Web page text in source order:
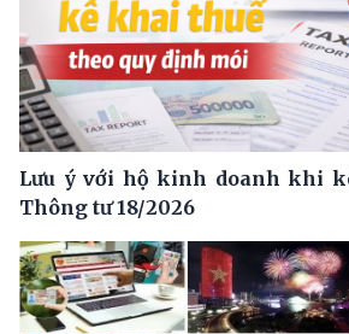
Lưu ý với hộ kinh doanh khi
Thông tư 18/2026